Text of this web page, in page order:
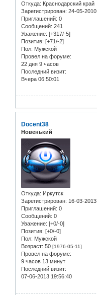
Откуда: Краснодарский край
Зарегистрирован: 24-05-2010
Приглашений: 0
Сообщений: 241
Уважение: [+317/-5]
Позитив: [+71/-2]
Пол: Мужской
Провел на форуме:
22 дня 9 часов
Последний визит:
Вчера 06:50:01
Docent38
Новенький
Откуда: Иркутск
Зарегистрирован: 16-03-2013
Приглашений: 0
Сообщений: 0
Уважение: [+0/-0]
Позитив: [+0/-0]
Пол: Мужской
Возраст: 50 [1976-05-11]
Провел на форуме:
9 часов 13 минут
Последний визит:
07-06-2013 19:56:40